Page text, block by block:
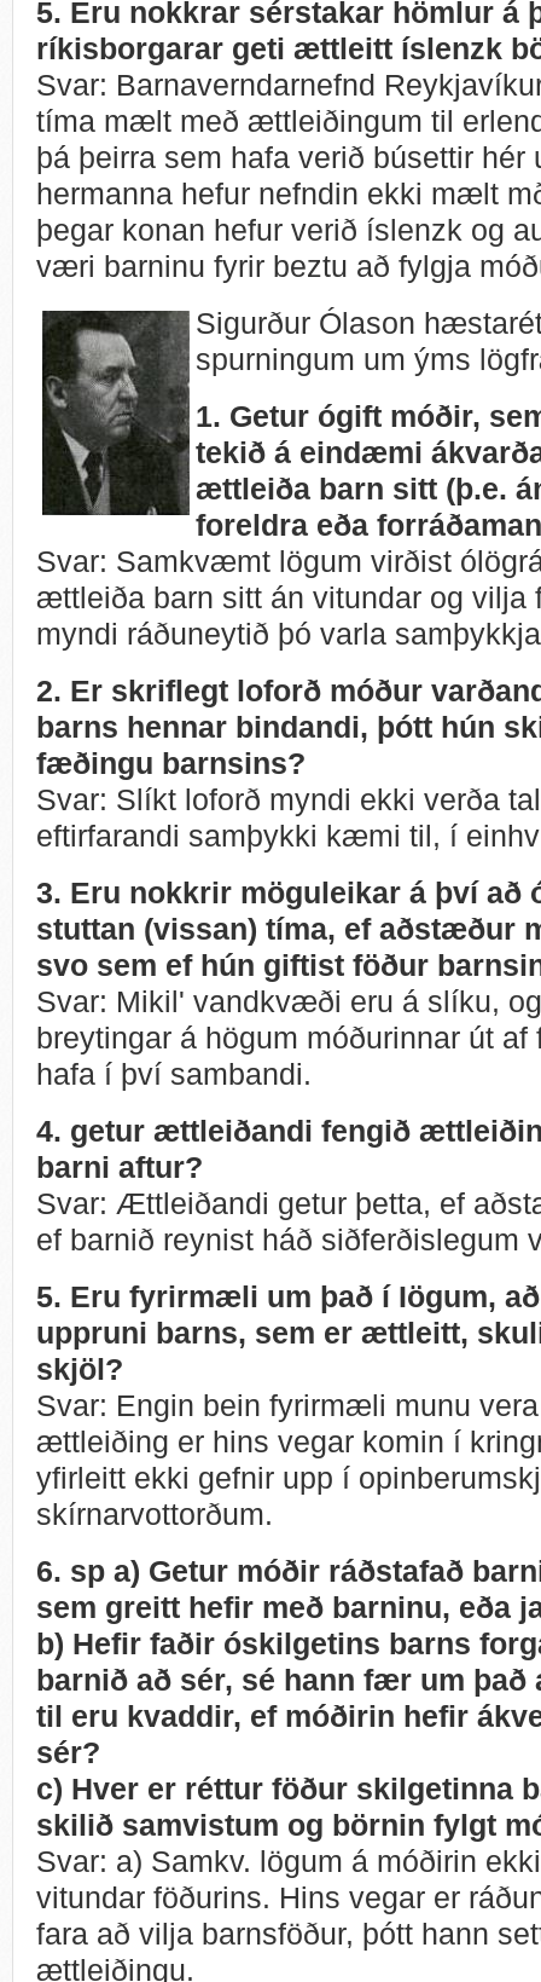
5. Eru nokkrar sérstakar hömlur á
ríkisborgarar geti ættleitt íslenzk
Svar: Barnaverndarnefnd
tíma mælt með ættleiðingum til
þá þeirra sem hafa verið búsettir hér
hermanna hefur nefndin ekki mælt
þegar konan hefur verið íslenzk og
væri barninu fyrir beztu að fylgja
Sigurður Ólason
spurningum um ýms
1. Getur ógift móðir,
tekið á eindæmi
ættleiða barn sitt (þ.e.
foreldra eða
Svar: Samkvæmt lögum virðist
ættleiða barn sitt án vitundar og vilja
myndi ráðuneytið þó varla
2. Er skriflegt loforð móður
barns hennar bindandi, þótt hún
fæðingu barnsins?
Svar: Slíkt loforð myndi ekki verða
eftirfarandi samþykki kæmi til, í
3. Eru nokkrir möguleikar á því
stuttan (vissan) tíma, ef aðstæður
svo sem ef hún giftist föður
Svar: Mikil' vandkvæði eru á slíku,
breytingar á högum móðurinnar út
hafa í því sambandi.
4. getur ættleiðandi fengið
barni aftur?
Svar: Ættleiðandi getur þetta, ef
ef barnið reynist háð siðferðislegum
5. Eru fyrirmæli um það í Iögum,
uppruni barns, sem er ættleitt,
skjöl?
Svar: Engin bein fyrirmæli munu
ættleiðing er hins vegar komin í
yfirleitt ekki gefnir upp í
skírnarvottorðum.
6. sp a) Getur móðir ráðstafað
sem greitt hefir með barninu, eða
b) Hefir faðir óskilgetins barns
barnið að sér, sé hann fær um það
til eru kvaddir, ef móðirin hefir
sér?
c) Hver er réttur föður skilgetinna
skilið samvistum og börnin fylgt
Svar: a) Samkv. lögum á móðirin
vitundar föðurins. Hins vegar er
fara að vilja barnsföður, þótt hann
ættleiðingu.